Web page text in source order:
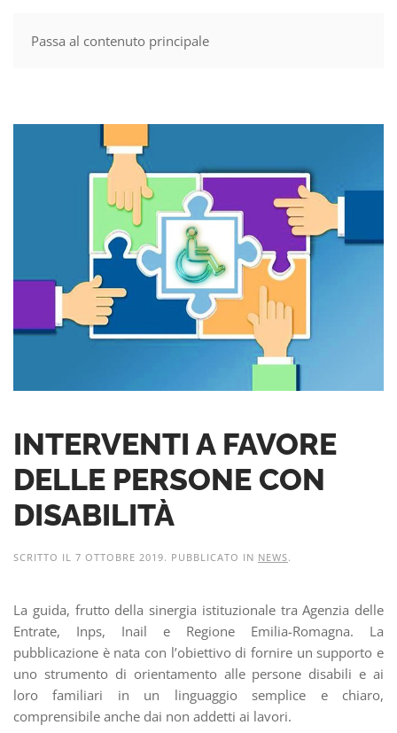
Passa al contenuto principale
MENU
INTERVENTI A FAVORE
DELLE PERSONE CON
DISABILITÀ
SCRITTO IL 7 OTTOBRE 2019. PUBBLICATO IN NEWS.
La guida, frutto della sinergia istituzionale tra Agenzia delle
Entrate, Inps, Inail e Regione Emilia-Romagna. La
pubblicazione è nata con l’obiettivo di fornire un supporto e
uno strumento di orientamento alle persone disabili e ai
loro familiari in un linguaggio semplice e chiaro,
comprensibile anche dai non addetti ai lavori.